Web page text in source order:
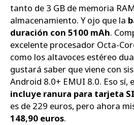
tanto de 3 GB de memoria
almacenamiento. Y ojo que la
duración con 5100 mAh.
excelente procesador Octa-
como los altavoces estéreo
gustará saber que viene con
Android 8.0+ EMUI 8.0. Eso sí,
incluye ranura para tarjeta
es de 229 euros, pero ahora
148,90 euros.